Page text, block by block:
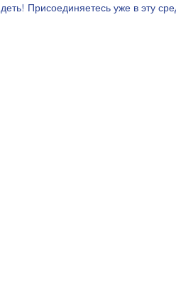
Присоединяетесь уже в эту